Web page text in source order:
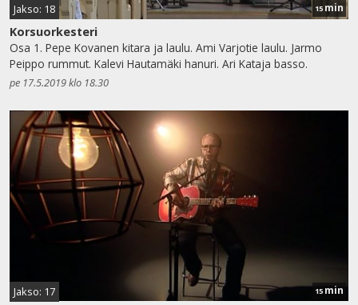
Jakso: 18 15 min
Korsuorkesteri
Osa 1. Pepe Kovanen kitara ja laulu. Ami Varjotie laulu. Jarmo
Peippo rummut. Kalevi Hautamäki hanuri. Ari Kataja basso.
pe 17.5.2019 klo 18.30
Jakso: 17 15 min